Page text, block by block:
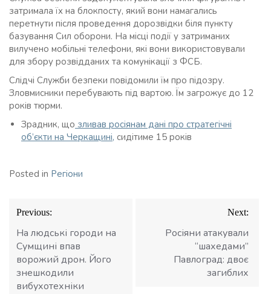
затримала їх на блокпосту, який вони намагались
перетнути після проведення дорозвідки біля пункту
базування Сил оборони. На місці події у затриманих
вилучено мобільні телефони, які вони використовували
для збору розвідданих та комунікації з ФСБ.
Слідчі Служби безпеки повідомили їм про підозру.
Зловмисники перебувають під вартою. Їм загрожує до 12
років тюрми.
Зрадник, що зливав росіянам дані про стратегічні
об’єкти на Черкащині, сидітиме 15 років
Posted in Регіони
Навігація
записів
Previous:
На людські городи на
Сумщині впав
ворожий дрон. Його
знешкодили
вибухотехніки
Next:
Росіяни атакували
“шахедами”
Павлоград: двоє
загиблих